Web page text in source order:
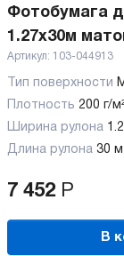
Фотобумага
1.27x30м
Артикул: 103-044913
Тип поверхности
Плотность 200 г/
Ширина рулона
Длина рулона 30 м
7 452 Р
В